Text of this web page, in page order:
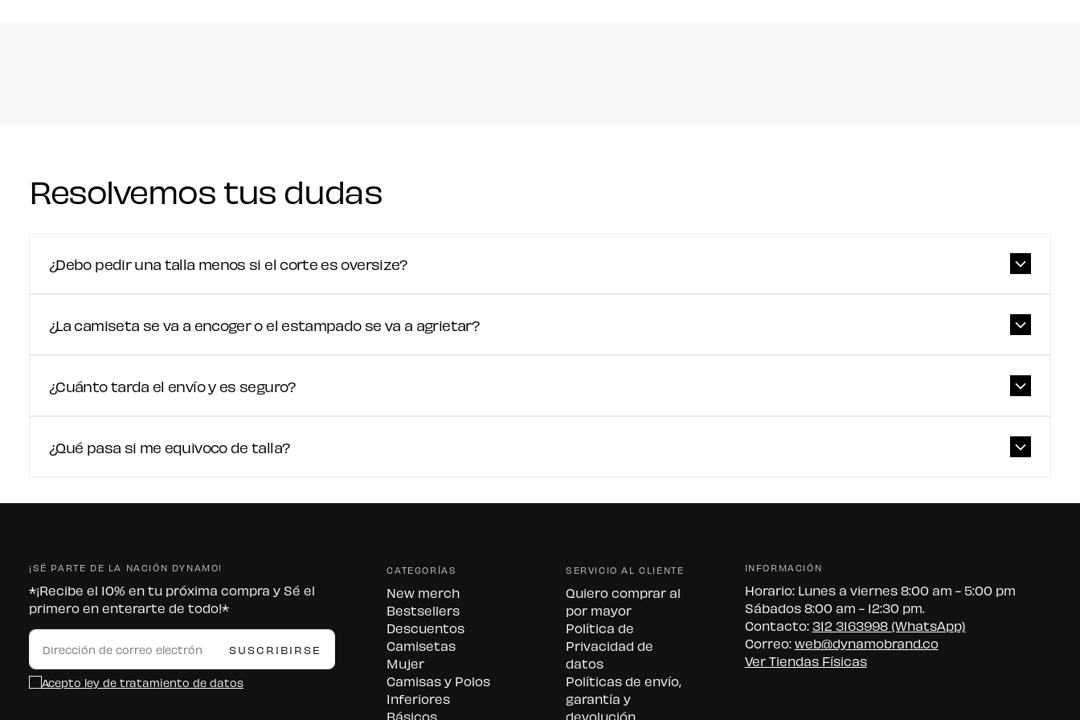
Resolvemos tus dudas
¿Debo pedir una talla menos si el corte es oversize?
¿La camiseta se va a encoger o el estampado se va a agrietar?
¿Cuánto tarda el envío y es seguro?
¿Qué pasa si me equivoco de talla?
¡SÉ PARTE DE LA NACIÓN DYNAMO!
*¡Recibe el 10% en tu próxima compra y Sé el
primero en enterarte de todo!*
CORREO
ELECTRÓNICO SUSCRIBIRSE
Acepto ley de tratamiento de datos
CATEGORÍAS
New merch
Bestsellers
Descuentos
Camisetas
Mujer
Camisas y Polos
Inferiores
Básicos
SERVICIO AL CLIENTE
Quiero comprar al
por mayor
Política de
Privacidad de
datos
Políticas de envío,
garantía y
devolución
INFORMACIÓN
Horario: Lunes a viernes 8:00 am - 5:00 pm
Sábados 8:00 am - 12:30 pm.
Contacto:312 3163998 (WhatsApp)
Correo:web@dynamobrand.co
Ver Tiendas Físicas